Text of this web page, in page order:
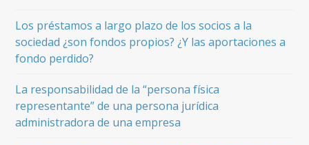
Los préstamos a largo plazo de los socios a la
sociedad ¿son fondos propios? ¿Y las aportaciones a
fondo perdido?
La responsabilidad de la “persona física
representante” de una persona jurídica
administradora de una empresa